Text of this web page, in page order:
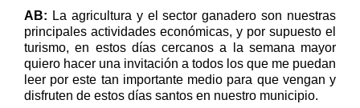
AB: La agricultura y el sector ganadero son nuestras
principales actividades económicas, y por supuesto el
turismo, en estos días cercanos a la semana mayor
quiero hacer una invitación a todos los que me puedan
leer por este tan importante medio para que vengan y
disfruten de estos días santos en nuestro municipio.